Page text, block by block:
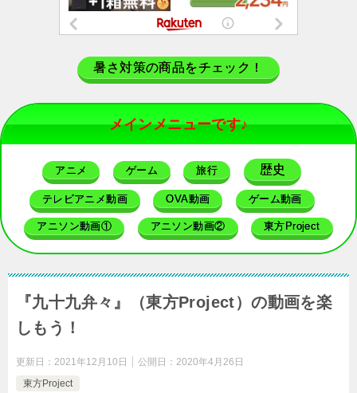
暑さ対策の商品をチェック！
メインメニューです♪
アニメ ゲーム 旅行 歴史
テレビアニメ動画 OVA動画 ゲーム動画
アニソン動画① アニソン動画② 東方Project
『九十九弁々』（東方Project）の動画を楽
しもう！
更新日： 2021年12月10日 公開日： 2020年4月26日
東方Project